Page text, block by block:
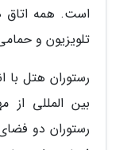
است. همه اتاق
تلویزیون و
رستوران هتل با
بین المللی از
رستوران دو